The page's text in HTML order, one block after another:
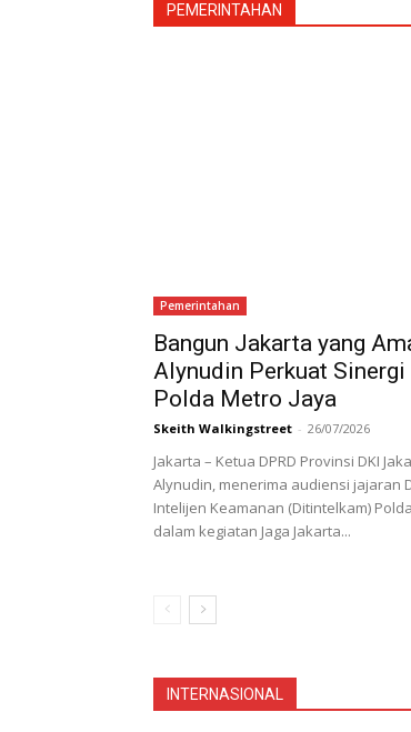
PEMERINTAHAN
Pemerintahan
Bangun Jakarta yang
Alynudin Perkuat Sinergi
Polda Metro Jaya
Skeith Walkingstreet - 26/07/2026
Jakarta – Ketua DPRD Provinsi DKI
Alynudin, menerima audiensi jajaran
Intelijen Keamanan (Ditintelkam)
dalam kegiatan Jaga Jakarta...
INTERNASIONAL